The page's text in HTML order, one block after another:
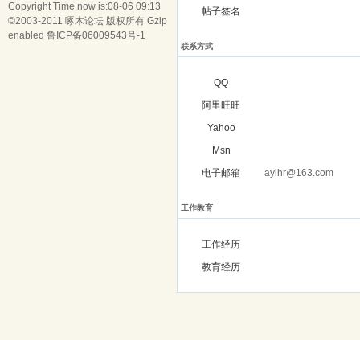
帖子签名
联系方式
QQ
阿里旺旺
Yahoo
Msn
电子邮箱
aylhr@163.com
工作教育
工作经历
教育经历
Copyright Time now is:08-06 09:13
©2003-2011 啄木论坛 版权所有 Gzip
enabled 鲁ICP备06009543号-1